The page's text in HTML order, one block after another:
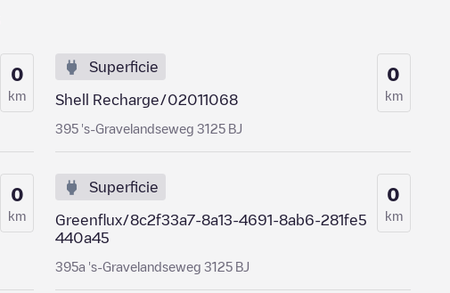
0
km
Superficie
Shell Recharge/02011068
395 's-Gravelandseweg 3125 BJ
0
km
0
km
Superficie
Greenflux/8c2f33a7-8a13-4691-8ab6-281fe5
440a45
395a 's-Gravelandseweg 3125 BJ
0
km